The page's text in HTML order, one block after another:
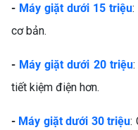
- Máy giặt dưới 15 triệu:
cơ bản.
- Máy giặt dưới 20 triệu
tiết kiệm điện hơn.
- Máy giặt dưới 30 triệu:
INVERTER 205 LÍT
RT256N4EBN – LỰA
ĐÌNH HIỆN ĐẠI